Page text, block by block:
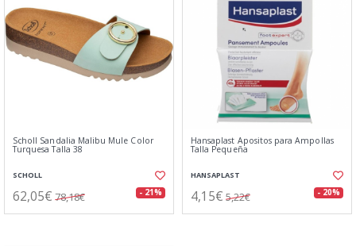
Scholl Sandalia Malibu Mule Color
Turquesa Talla 38
SCHOLL
62,05€ 78,18€ - 21%
Hansaplast Apositos para Ampollas
Talla Pequeña
HANSAPLAST
4,15€ 5,22€ - 20%